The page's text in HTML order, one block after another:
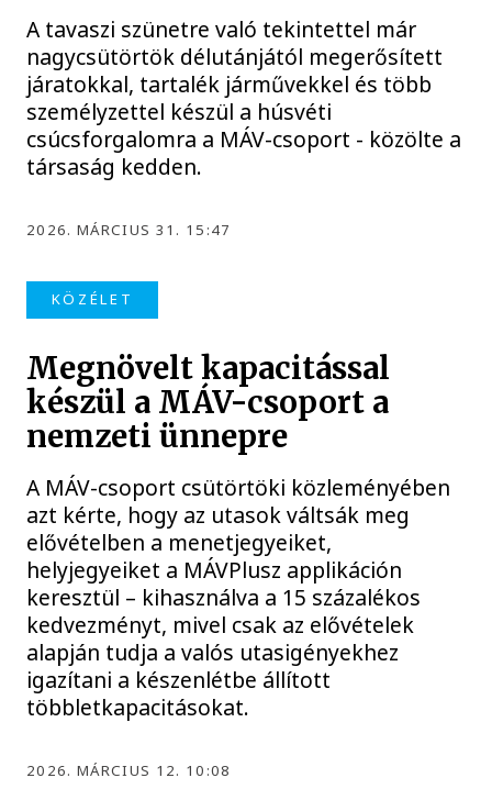
A tavaszi szünetre való tekintettel már
nagycsütörtök délutánjától megerősített
járatokkal, tartalék járművekkel és több
személyzettel készül a húsvéti
csúcsforgalomra a MÁV-csoport - közölte a
társaság kedden.
2026. MÁRCIUS 31. 15:47
KÖZÉLET
Megnövelt kapacitással
készül a MÁV-csoport a
nemzeti ünnepre
A MÁV-csoport csütörtöki közleményében
azt kérte, hogy az utasok váltsák meg
elővételben a menetjegyeiket,
helyjegyeiket a MÁVPlusz applikáción
keresztül – kihasználva a 15 százalékos
kedvezményt, mivel csak az elővételek
alapján tudja a valós utasigényekhez
igazítani a készenlétbe állított
többletkapacitásokat.
2026. MÁRCIUS 12. 10:08